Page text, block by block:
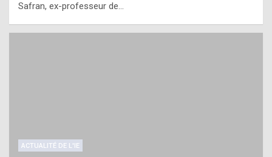
Safran, ex-professeur de…
ACTUALITÉ DE L'IE